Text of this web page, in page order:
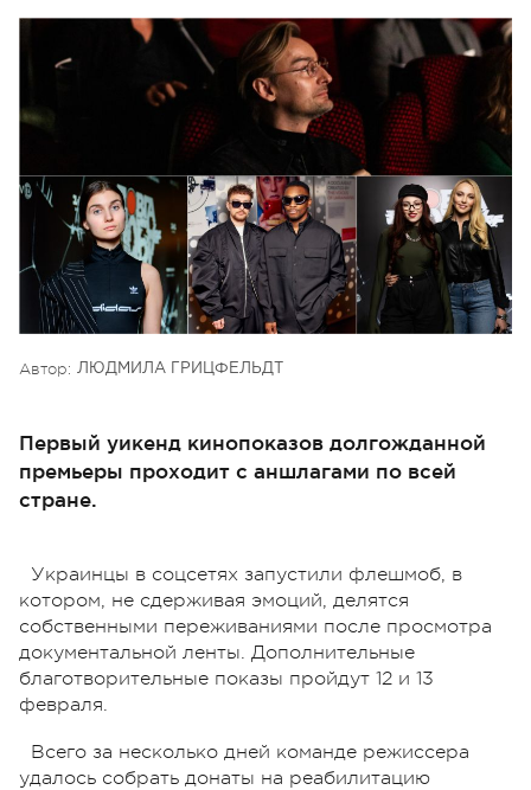
Автор: ЛЮДМИЛА ГРИЦФЕЛЬДТ
Первый уикенд кинопоказов долгожданной
премьеры проходит с аншлагами по всей
стране.
Украинцы в соцсетях запустили флешмоб, в
котором, не сдерживая эмоций, делятся
собственными переживаниями после просмотра
документальной ленты. Дополнительные
благотворительные показы пройдут 12 и 13
февраля.
Всего за несколько дней команде режиссера
удалось собрать донаты на реабилитацию